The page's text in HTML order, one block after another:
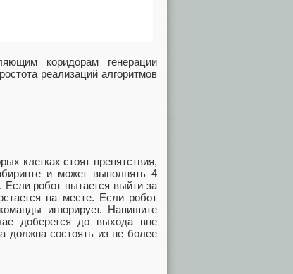
коридорам генерации
реализаций алгоритмов
клетках стоят препятствия,
и может выполнять 4
Если робот пытается выйти за
на месте. Если робот
игнорирует. Напишите
доберется до выхода вне
должна состоять из не более